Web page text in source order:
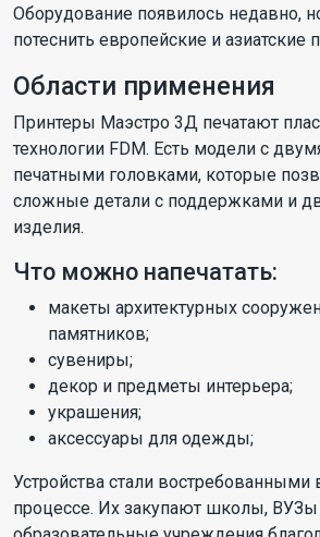
Оборудование появилось недавно,
потеснить европейские и азиатские
Области применения
Принтеры Маэстро 3Д печатают
технологии FDM. Есть модели с
печатными головками, которые
сложные детали с поддержками и
изделия.
Что можно напечатать:
макеты архитектурных
памятников;
сувениры;
декор и предметы интерьера;
украшения;
аксессуары для одежды;
Устройства стали востребованными
процессе. Их закупают школы, ВУЗы